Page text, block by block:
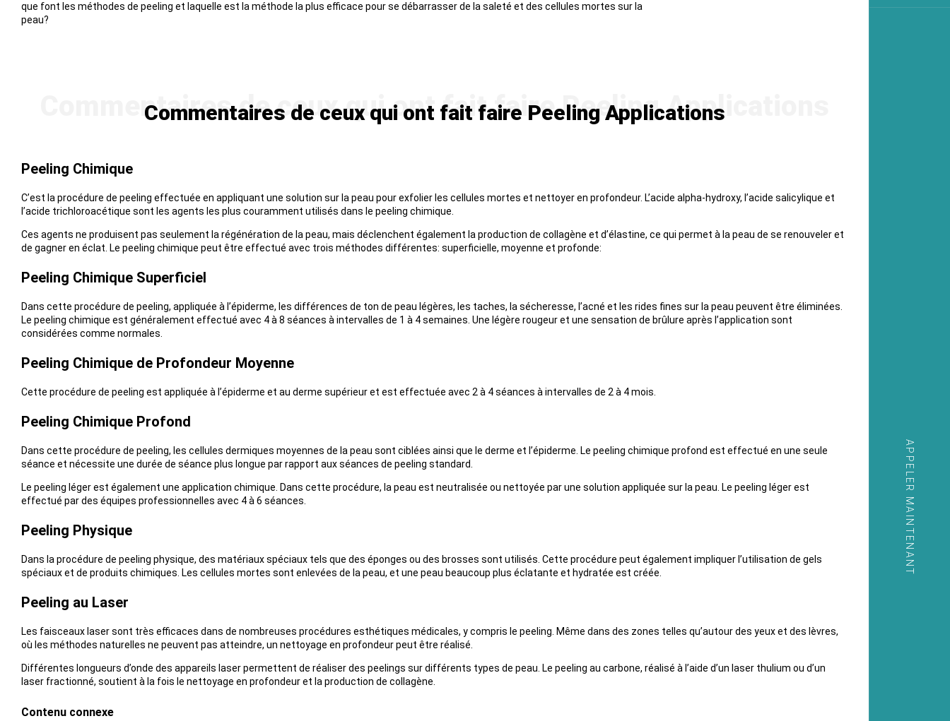
APPELER MAINTENANT
que font les méthodes de peeling et laquelle est la méthode la plus efficace pour se débarrasser de la saleté et des cellules mortes sur la
peau?
Commentaires de ceux qui ont fait faire Peeling Applications
Peeling Chimique
C’est la procédure de peeling effectuée en appliquant une solution sur la peau pour exfolier les cellules mortes et nettoyer en profondeur. L’acide alpha-hydroxy, l’acide salicylique et
l’acide trichloroacétique sont les agents les plus couramment utilisés dans le peeling chimique.
Ces agents ne produisent pas seulement la régénération de la peau, mais déclenchent également la production de collagène et d’élastine, ce qui permet à la peau de se renouveler et
de gagner en éclat. Le peeling chimique peut être effectué avec trois méthodes différentes: superficielle, moyenne et profonde:
Peeling Chimique Superficiel
Dans cette procédure de peeling, appliquée à l’épiderme, les différences de ton de peau légères, les taches, la sécheresse, l’acné et les rides fines sur la peau peuvent être éliminées.
Le peeling chimique est généralement effectué avec 4 à 8 séances à intervalles de 1 à 4 semaines. Une légère rougeur et une sensation de brûlure après l’application sont
considérées comme normales.
Peeling Chimique de Profondeur Moyenne
Cette procédure de peeling est appliquée à l’épiderme et au derme supérieur et est effectuée avec 2 à 4 séances à intervalles de 2 à 4 mois.
Peeling Chimique Profond
Dans cette procédure de peeling, les cellules dermiques moyennes de la peau sont ciblées ainsi que le derme et l’épiderme. Le peeling chimique profond est effectué en une seule
séance et nécessite une durée de séance plus longue par rapport aux séances de peeling standard.
Le peeling léger est également une application chimique. Dans cette procédure, la peau est neutralisée ou nettoyée par une solution appliquée sur la peau. Le peeling léger est
effectué par des équipes professionnelles avec 4 à 6 séances.
Peeling Physique
Dans la procédure de peeling physique, des matériaux spéciaux tels que des éponges ou des brosses sont utilisés. Cette procédure peut également impliquer l’utilisation de gels
spéciaux et de produits chimiques. Les cellules mortes sont enlevées de la peau, et une peau beaucoup plus éclatante et hydratée est créée.
Peeling au Laser
Les faisceaux laser sont très efficaces dans de nombreuses procédures esthétiques médicales, y compris le peeling. Même dans des zones telles qu’autour des yeux et des lèvres,
où les méthodes naturelles ne peuvent pas atteindre, un nettoyage en profondeur peut être réalisé.
Différentes longueurs d’onde des appareils laser permettent de réaliser des peelings sur différents types de peau. Le peeling au carbone, réalisé à l’aide d’un laser thulium ou d’un
laser fractionné, soutient à la fois le nettoyage en profondeur et la production de collagène.
Contenu connexe